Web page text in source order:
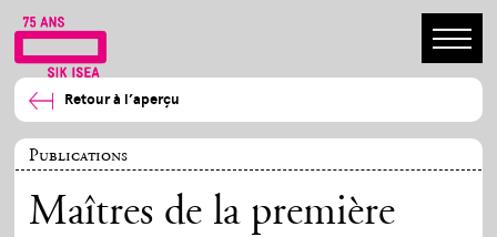
Retour à l’aperçu
Publications
Maîtres de la première